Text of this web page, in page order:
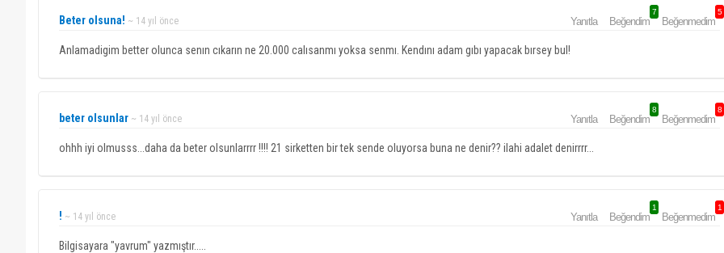
Beter olsuna! ~ 14 yıl önce Yanıtla Beğendim
7
Beğenmedim
5
Anlamadigim better olunca senın cıkarın ne 20.000 calısanmı yoksa senmı. Kendını adam gıbı yapacak bırsey bul!
beter olsunlar ~ 14 yıl önce Yanıtla Beğendim
8
Beğenmedim
8
ohhh iyi olmusss...daha da beter olsunlarrrr !!!! 21 sirketten bir tek sende oluyorsa buna ne denir?? ilahi adalet denirrrr...
! ~ 14 yıl önce Yanıtla Beğendim
1
Beğenmedim
1
Bilgisayara "yavrum" yazmıştır.....